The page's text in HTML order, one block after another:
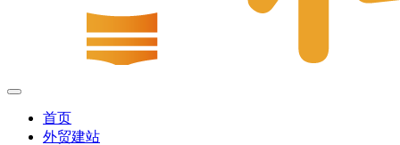
首页
外贸建站